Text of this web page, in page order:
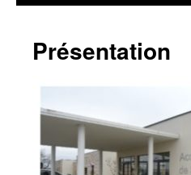
Présentation